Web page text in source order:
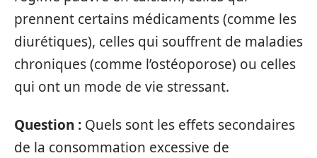
prennent certains médicaments (comme les
diurétiques), celles qui souffrent de maladies
chroniques (comme l’ostéoporose) ou celles
qui ont un mode de vie stressant.
Question : Quels sont les effets secondaires
de la consommation excessive de